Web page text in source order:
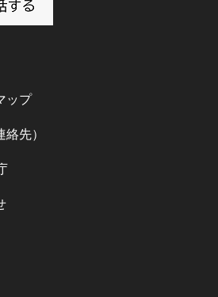
ップ
先）